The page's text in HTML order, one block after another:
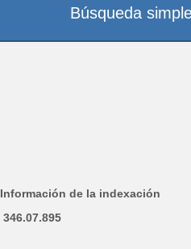
Información de la indexación
346.07.895
Búsqueda